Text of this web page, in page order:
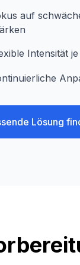
auf
Intensität
Lösung